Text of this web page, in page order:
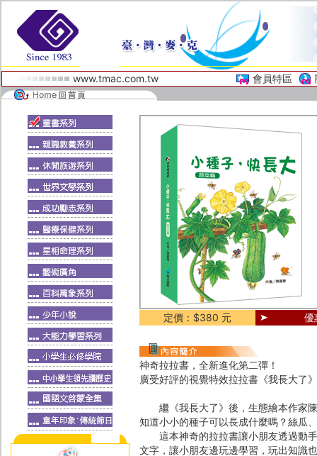
www.tmac.com.tw 會員特區
定價：$380 元 優
神奇拉拉書，全新進化第二彈！
廣受好評的視覺特效拉拉書《我長大了
繼《我長大了》後，生態繪本作家陳
知道小小的種子可以長成什麼嗎？絲瓜
這本神奇的拉拉書讓小朋友透過動手
文字，讓小朋友邊玩邊學習，玩出知識